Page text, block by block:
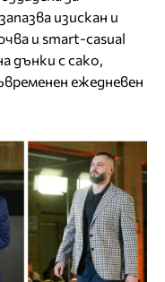
изискан и
и smart-casual
дънки с сако,
ежедневен